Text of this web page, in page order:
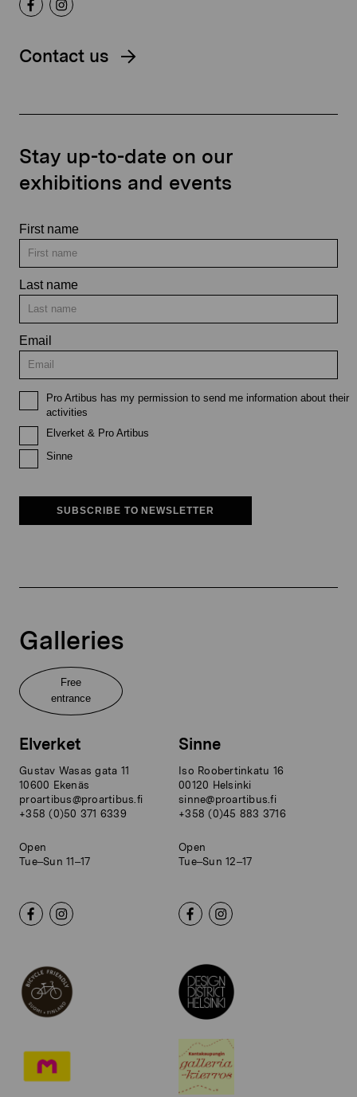
Contact us
Stay up-to-date on our
exhibitions and events
First name
Last name
Email
Pro Artibus has my permission to send me information about their
activities
Elverket & Pro Artibus
Sinne
SUBSCRIBE TO NEWSLETTER
Galleries
Free
entrance
Elverket
Gustav Wasas gata 11
10600 Ekenäs
proartibus@proartibus.fi
+358 (0)50 371 6339
Open
Tue–Sun 11–17
Sinne
Iso Roobertinkatu 16
00120 Helsinki
sinne@proartibus.fi
+358 (0)45 883 3716
Open
Tue–Sun 12–17